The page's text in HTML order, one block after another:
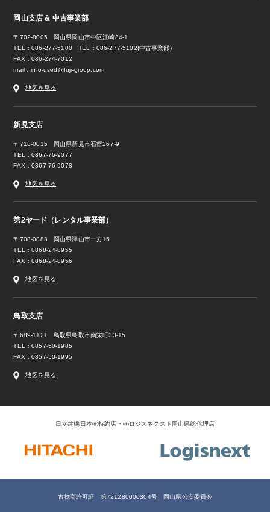
岡山支店 & 中古事業部
〒702-8005 岡山県岡山市中区江崎84-1
TEL：086-277-5100 TEL：086-277-5102(中古事業部)
FAX：086-274-7012
mail：info-used@fuji-group.com
地図を見る
新見支店
〒718-0015 岡山県新見市石蟹267-9
TEL：0867-76-9077
FAX：0867-76-9078
地図を見る
第2ヤード（レンタル事業部）
〒708-0883 岡山県津山市一方15
TEL：0868-24-8955
FAX：0868-24-8956
地図を見る
鳥取支店
〒689-1121 鳥取県鳥取市南栄町33-15
TEL：0857-50-1985
FAX：0857-50-1995
地図を見る
日立建機日本㈱特約店・㈱ロジスネクスト岡山県総代理店
古物商許可証 第721280000304号 岡山県公安委員会